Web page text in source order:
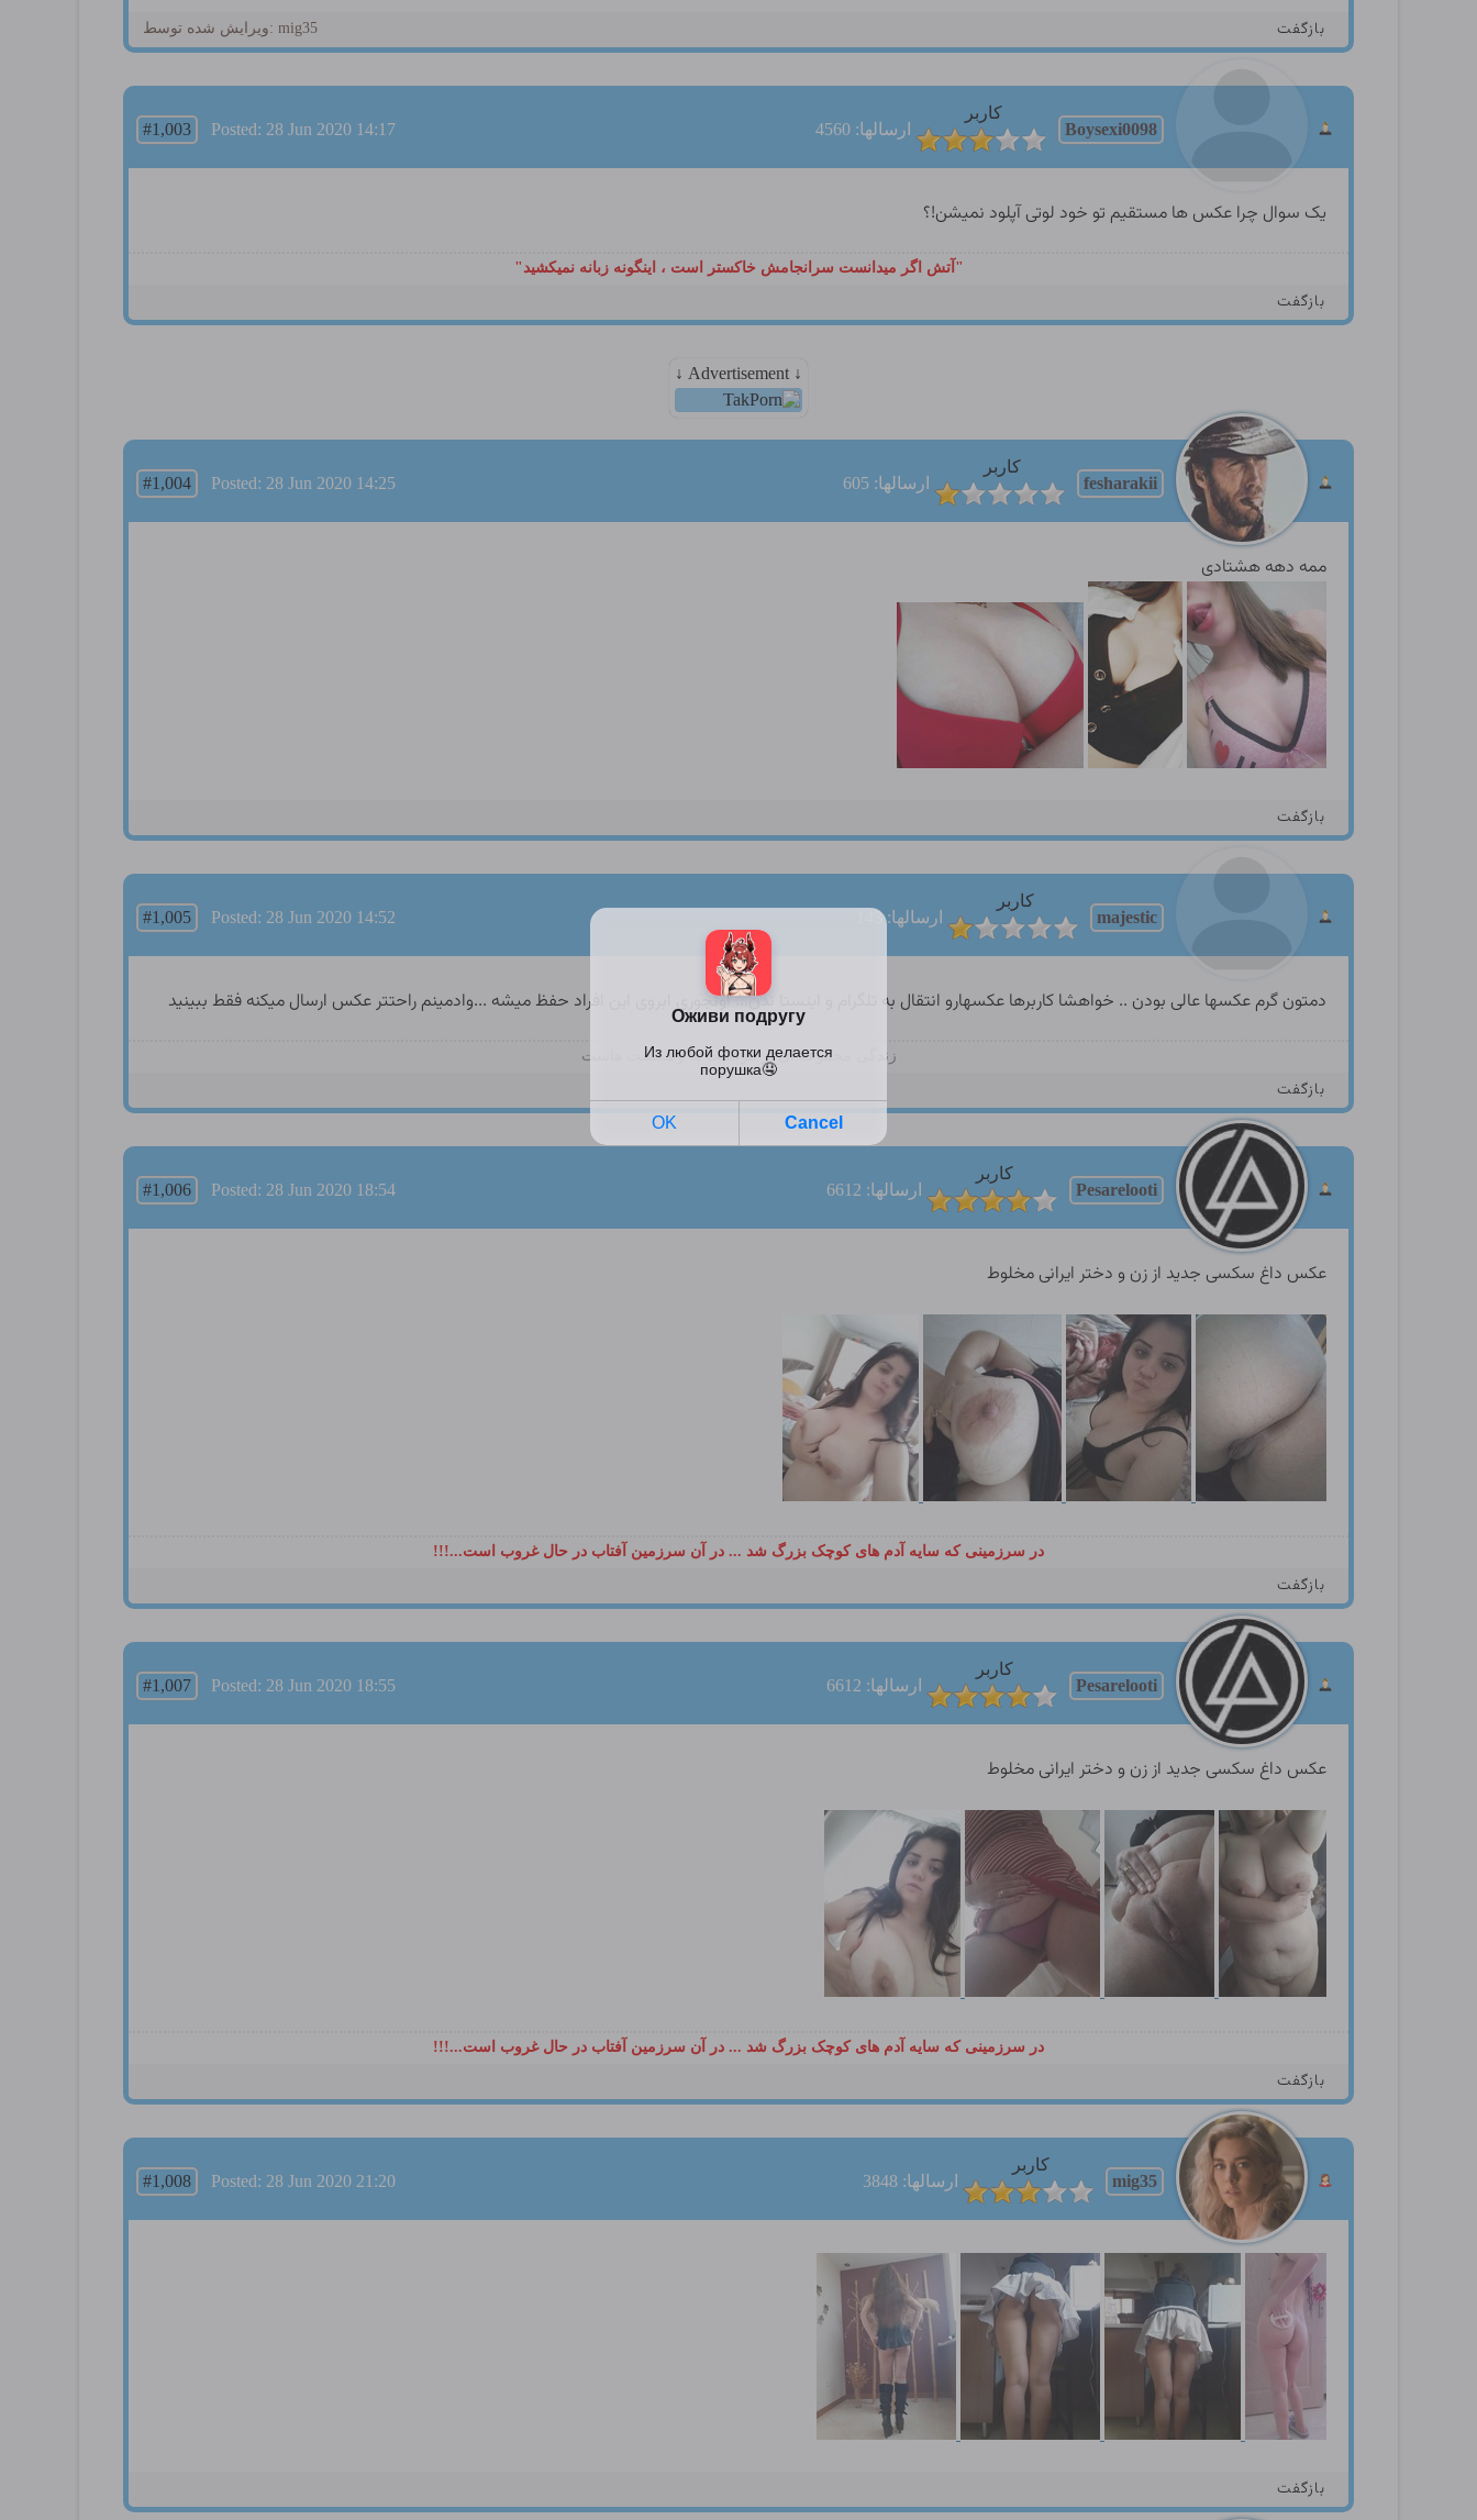
بازگفت ویرایش شده توسط: mig35
Boysexi0098
کاربر
ارسالها: 4560
#1,003 Posted: 28 Jun 2020 14:17
یک سوال چرا عکس ها مستقیم تو خود لوتی آپلود نمیشن!؟
"آتش اگر ميدانست سرانجامش خاكستر است ، اينگونه زبانه نميكشيد"
بازگفت
↓ Advertisement ↓
fesharakii
کاربر
ارسالها: 605
#1,004 Posted: 28 Jun 2020 14:25
ممه دهه هشتادی
بازگفت
majestic
کاربر
ارسالها: 143
#1,005 Posted: 28 Jun 2020 14:52
دمتون گرم عکسها عالی بودن .. خواهشا کاربرها عکسهارو انتقال به تلگرام و اینستا ندن... اونجوری ابروی این افراد حفظ میشه ...وادمینم راحتتر عکس ارسال میکنه فقط ببینید
زندگی مجموعه ای از موفقیت ها وشکست هاست
بازگفت
Pesarelooti
کاربر
ارسالها: 6612
#1,006 Posted: 28 Jun 2020 18:54
عکس داغ سکسی جدید از زن و دختر ایرانی مخلوط
در سرزمینی که سایه آدم های کوچک بزرگ شد ... در آن سرزمین آفتاب در حال غروب است...!!!
بازگفت
Pesarelooti
کاربر
ارسالها: 6612
#1,007 Posted: 28 Jun 2020 18:55
عکس داغ سکسی جدید از زن و دختر ایرانی مخلوط
در سرزمینی که سایه آدم های کوچک بزرگ شد ... در آن سرزمین آفتاب در حال غروب است...!!!
بازگفت
mig35
کاربر
ارسالها: 3848
#1,008 Posted: 28 Jun 2020 21:20
بازگفت